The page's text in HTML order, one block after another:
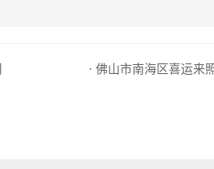
· 佛山市南海区喜运来